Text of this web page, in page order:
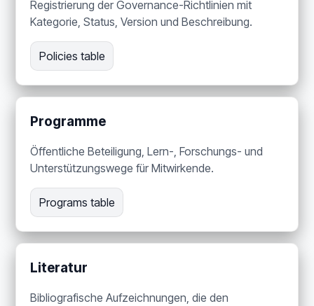
Registrierung der Governance-Richtlinien mit
Kategorie, Status, Version und Beschreibung.
Policies table
Programme
Öffentliche Beteiligung, Lern-, Forschungs- und
Unterstützungswege für Mitwirkende.
Programs table
Literatur
Bibliografische Aufzeichnungen, die den